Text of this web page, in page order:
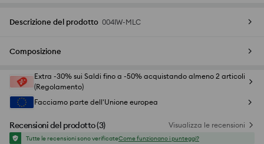
Descrizione del prodotto 004IW-MLC
Composizione
Extra -30% sui Saldi fino a -50% acquistando almeno 2 articoli
(Regolamento)
Facciamo parte dell'Unione europea
Recensioni del prodotto(3) Visualizza le recensioni
Tutte le recensioni sono verificateCome funzionano i punteggi?